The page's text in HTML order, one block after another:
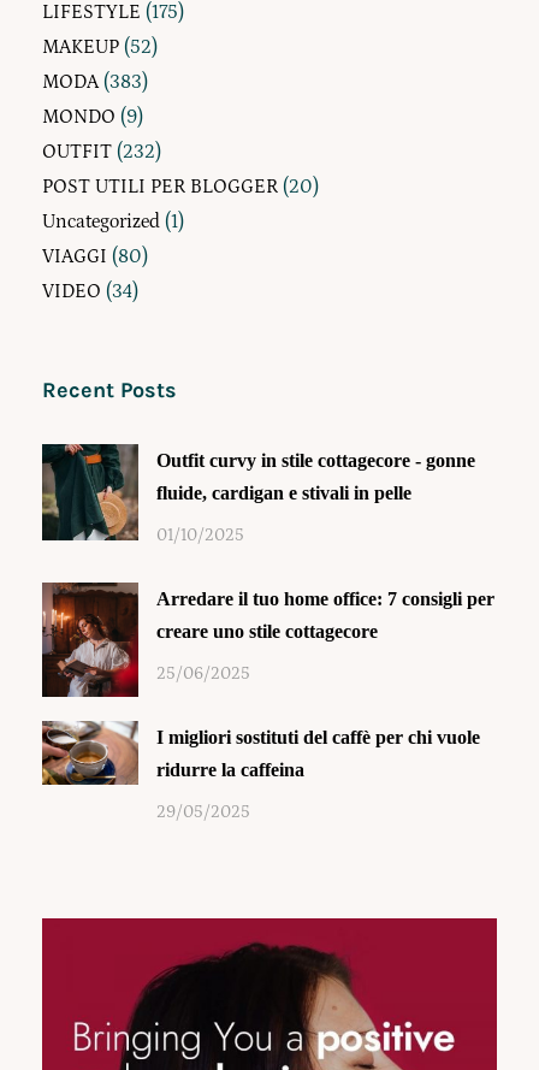
LIFESTYLE (175)
MAKEUP (52)
MODA(383)
MONDO (9)
OUTFIT (232)
POST UTILI PER BLOGGER (20)
Uncategorized (1)
VIAGGI (80)
VIDEO (34)
Recent Posts
Outfit curvy in stile cottagecore - gonne
fluide, cardigan e stivali in pelle
01/10/2025
Arredare il tuo home office: 7 consigli per
creare uno stile cottagecore
25/06/2025
I migliori sostituti del caffè per chi vuole
ridurre la caffeina
29/05/2025